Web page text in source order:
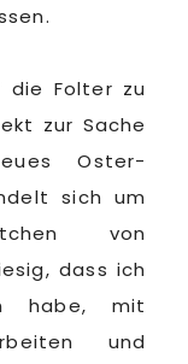
Folter zu
zur Sache
Oster-
sich um
von
dass ich
habe, mit
und